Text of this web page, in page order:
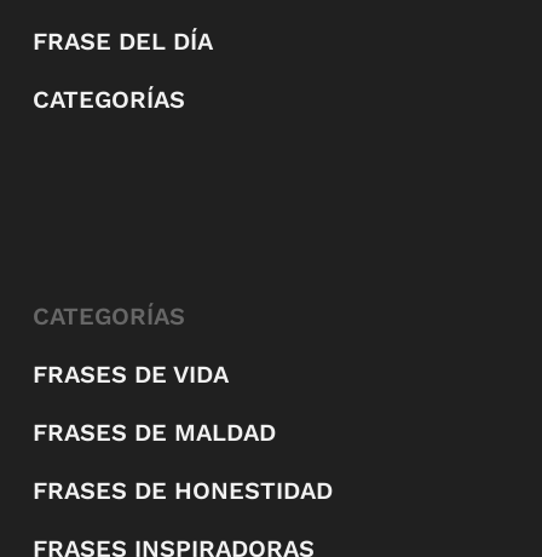
FRASE DEL DÍA
CATEGORÍAS
CATEGORÍAS
FRASES DE VIDA
FRASES DE MALDAD
FRASES DE HONESTIDAD
FRASES INSPIRADORAS